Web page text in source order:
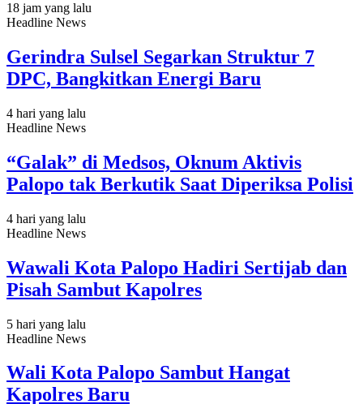
18 jam yang lalu
Headline News
Gerindra Sulsel Segarkan Struktur 7
DPC, Bangkitkan Energi Baru
4 hari yang lalu
Headline News
“Galak” di Medsos, Oknum Aktivis
Palopo tak Berkutik Saat Diperiksa Polisi
4 hari yang lalu
Headline News
Wawali Kota Palopo Hadiri Sertijab dan
Pisah Sambut Kapolres
5 hari yang lalu
Headline News
Wali Kota Palopo Sambut Hangat
Kapolres Baru